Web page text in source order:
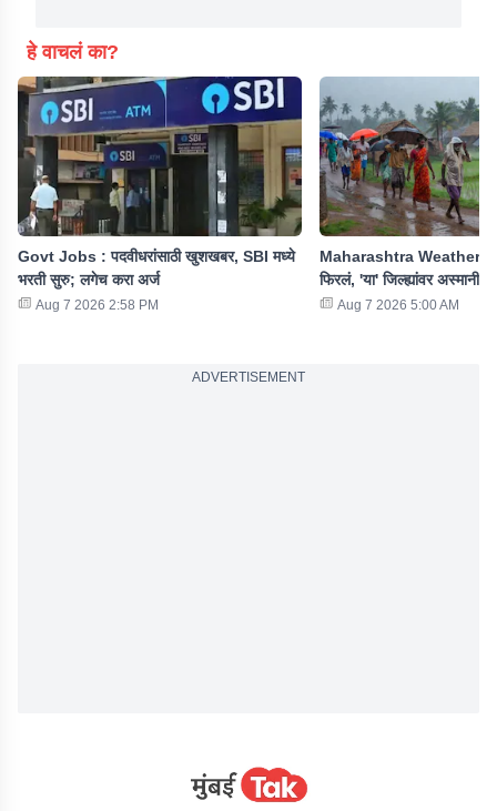
हे वाचलं का?
Govt Jobs : पदवीधरांसाठी खुशखबर, SBI मध्ये
भरती सुरु; लगेच करा अर्ज
Aug 7 2026 2:58 PM
Maharashtra Weather :
फिरलं, 'या' जिल्ह्यांवर अस्मानी
Aug 7 2026 5:00 AM
ADVERTISEMENT